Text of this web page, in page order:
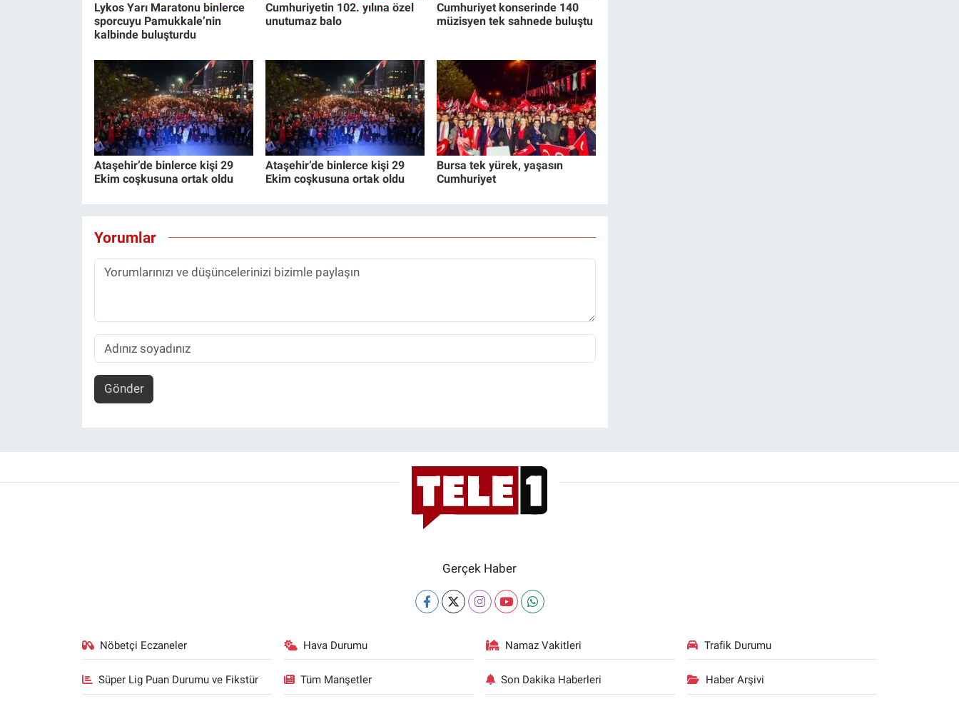
Lykos Yarı Maratonu binlerce
sporcuyu Pamukkale’nin
kalbinde buluşturdu
Cumhuriyetin 102. yılına özel
unutumaz balo
Cumhuriyet konserinde 140
müzisyen tek sahnede buluştu
Ataşehir’de binlerce kişi 29
Ekim coşkusuna ortak oldu
Ataşehir’de binlerce kişi 29
Ekim coşkusuna ortak oldu
Bursa tek yürek, yaşasın
Cumhuriyet
Yorumlar
Gönder
Gerçek Haber
Nöbetçi Eczaneler Hava Durumu Namaz Vakitleri Trafik Durumu
Süper Lig Puan Durumu ve Fikstür Tüm Manşetler Son Dakika Haberleri Haber Arşivi